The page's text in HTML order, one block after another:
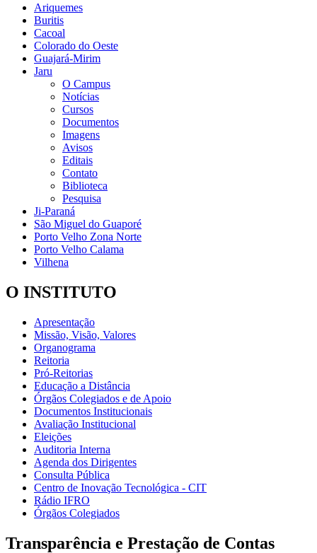
Ariquemes
Buritis
Cacoal
Colorado do Oeste
Guajará-Mirim
Jaru
O Campus
Notícias
Cursos
Documentos
Imagens
Avisos
Editais
Contato
Biblioteca
Pesquisa
Ji-Paraná
São Miguel do Guaporé
Porto Velho Zona Norte
Porto Velho Calama
Vilhena
O INSTITUTO
Apresentação
Missão, Visão, Valores
Organograma
Reitoria
Pró-Reitorias
Educação a Distância
Órgãos Colegiados e de Apoio
Documentos Institucionais
Avaliação Institucional
Eleições
Auditoria Interna
Agenda dos Dirigentes
Consulta Pública
Centro de Inovação Tecnológica - CIT
Rádio IFRO
Órgãos Colegiados
Transparência e Prestação de Contas